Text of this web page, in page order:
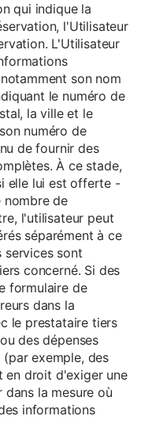
qui indique la
l'Utilisateur
L'Utilisateur
son nom
le numéro de
la ville et le
numéro de
de fournir des
À ce stade,
elle lui est offerte -
nombre de
l'utilisateur peut
séparément à ce
services sont
concerné. Si des
formulaire de
dans la
le prestataire tiers
des dépenses
exemple, des
en droit d'exiger une
la mesure où
informations